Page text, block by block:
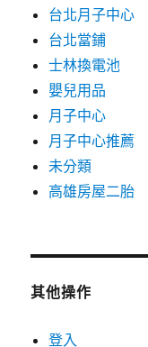
台北月子中心
台北當鋪
士林換電池
嬰兒用品
月子中心
月子中心推薦
未分類
高雄房屋二胎
其他操作
登入